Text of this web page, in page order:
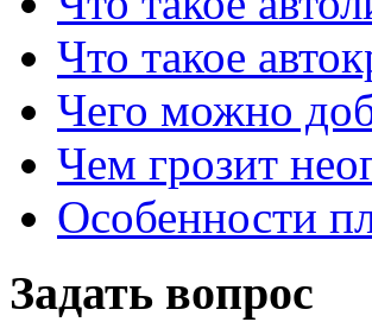
Что такое
Чего можно
Чем грозит
Особенности
Задать вопрос